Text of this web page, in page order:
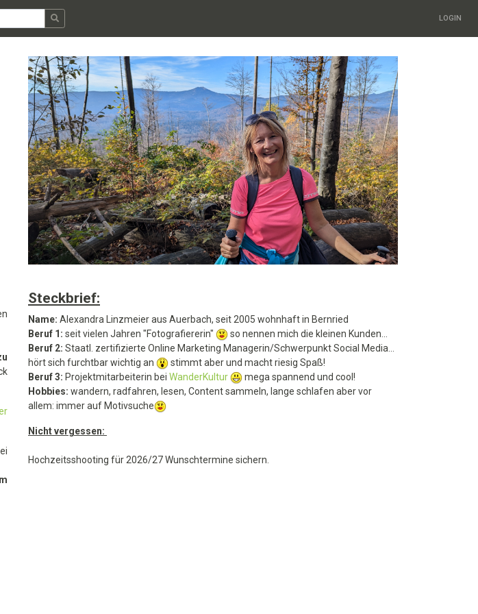
LOGIN
Steckbrief:
Name: Alexandra Linzmeier aus Auerbach, seit 2005 wohnhaft in Bernried
Beruf 1: seit vielen Jahren "Fotografiererin"
so nennen mich die kleinen Kunden...
Beruf 2: Staatl. zertifizierte Online Marketing Managerin/Schwerpunkt Social Media...
hört sich furchtbar wichtig an
stimmt aber und macht riesig Spaß!
Beruf 3: Projektmitarbeiterin bei WanderKultur
mega spannend und cool!
Hobbies: wandern, radfahren, lesen, Content sammeln, lange schlafen aber vor
allem: immer auf Motivsuche
Nicht vergessen:
Hochzeitsshooting für 2026/27 Wunschtermine sichern.